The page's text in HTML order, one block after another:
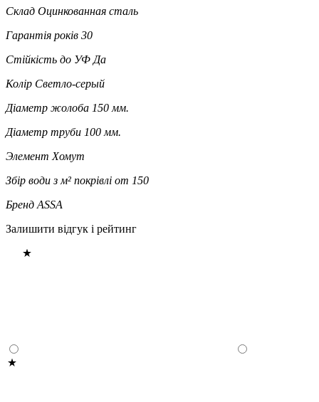
Склад Оцинкованная сталь
Гарантія років 30
Стійкість до УФ Да
Колір Светло-серый
Діаметр жолоба 150 мм.
Діаметр труби 100 мм.
Элемент Хомут
Збір води з м² покрівлі от 150
Бренд ASSA
Залишити відгук і рейтинг